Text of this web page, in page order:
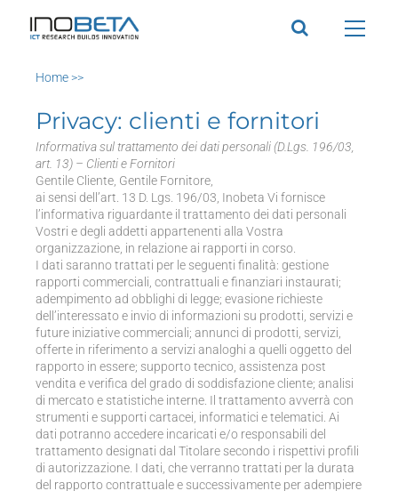
contenuto
Home >>
Privacy: clienti e fornitori
Informativa sul trattamento dei dati personali (D.Lgs. 196/03,
art. 13) – Clienti e Fornitori
Gentile Cliente, Gentile Fornitore,
ai sensi dell’art. 13 D. Lgs. 196/03, Inobeta Vi fornisce
l’informativa riguardante il trattamento dei dati personali
Vostri e degli addetti appartenenti alla Vostra
organizzazione, in relazione ai rapporti in corso.
I dati saranno trattati per le seguenti finalità: gestione
rapporti commerciali, contrattuali e finanziari instaurati;
adempimento ad obblighi di legge; evasione richieste
dell’interessato e invio di informazioni su prodotti, servizi e
future iniziative commerciali; annunci di prodotti, servizi,
offerte in riferimento a servizi analoghi a quelli oggetto del
rapporto in essere; supporto tecnico, assistenza post
vendita e verifica del grado di soddisfazione cliente; analisi
di mercato e statistiche interne. Il trattamento avverrà con
strumenti e supporti cartacei, informatici e telematici. Ai
dati potranno accedere incaricati e/o responsabili del
trattamento designati dal Titolare secondo i rispettivi profili
di autorizzazione. I dati, che verranno trattati per la durata
del rapporto contrattuale e successivamente per adempiere